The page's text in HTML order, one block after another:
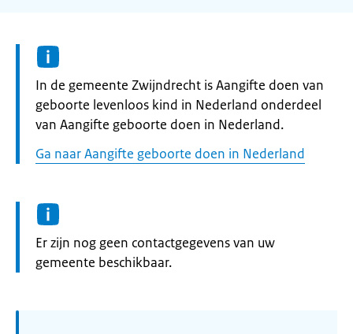
Informatie:
In de gemeente Zwijndrecht is Aangifte doen van
geboorte levenloos kind in Nederland onderdeel
van Aangifte geboorte doen in Nederland.
Ga naar Aangifte geboorte doen in Nederland
Informatie:
Er zijn nog geen contactgegevens van uw
gemeente beschikbaar.